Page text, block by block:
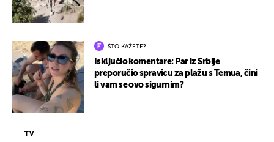
ŠTO KAŽETE?
Isključio komentare: Par iz Srbije
preporučio spravicu za plažu s Temua, čini
li vam se ovo sigurnim?
TV